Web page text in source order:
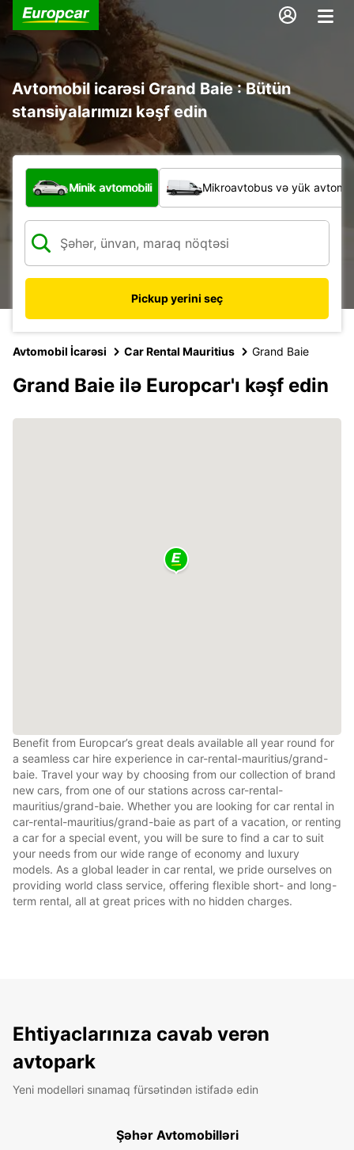
Avtomobil icarəsi Grand Baie : Bütün
stansiyalarımızı kəşf edin
Hansı növ nəqliyyat vasitəsi?
Minik avtomobili Mikroavtobus və yük
Pickup yerini seç
Avtomobil İcarəsi Car Rental Mauritius Grand Baie
Grand Baie ilə Europcar'ı kəşf edin
Benefit from Europcar’s great deals available all year round for
a seamless car hire experience in car-rental-mauritius/grand-
baie. Travel your way by choosing from our collection of brand
new cars, from one of our stations across car-rental-
mauritius/grand-baie. Whether you are looking for car rental in
car-rental-mauritius/grand-baie as part of a vacation, or renting
a car for a special event, you will be sure to find a car to suit
your needs from our wide range of economy and luxury
models. As a global leader in car rental, we pride ourselves on
providing world class service, offering flexible short- and long-
term rental, all at great prices with no hidden charges.
Ehtiyaclarınıza cavab verən
avtopark
Yeni modelləri sınamaq fürsətindən istifadə edin
Şəhər Avtomobilləri